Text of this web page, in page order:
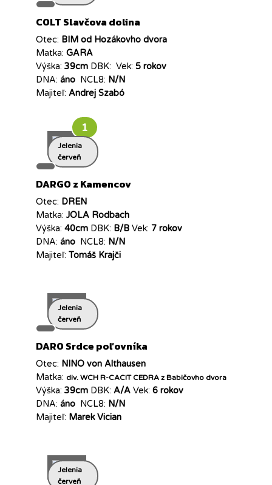
COLT Slavčova dolina
Otec: BIM od Hozákovho dvora
Matka: GARA
Výška: 39cm DBK: Vek: 5 rokov
DNA: áno NCL8: N/N
Majiteľ: Andrej Szabó
1
Jelenia
červeň
DARGO z Kamencov
Otec: DREN
Matka: JOLA Rodbach
Výška: 40cm DBK: B/B Vek: 7 rokov
DNA: áno NCL8: N/N
Majiteľ: Tomáš Krajči
Jelenia
červeň
DARO Srdce poľovníka
Otec: NINO von Althausen
Matka: div. WCH R-CACIT CEDRA z Babičovho dvora
Výška: 39cm DBK: A/A Vek: 6 rokov
DNA: áno NCL8: N/N
Majiteľ: Marek Vician
Jelenia
červeň